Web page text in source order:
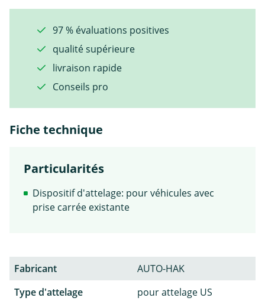
97 % évaluations positives
qualité supérieure
livraison rapide
Conseils pro
Fiche technique
Particularités
Dispositif d'attelage: pour véhicules avec
prise carrée existante
Fabricant
AUTO-HAK
Type d'attelage
pour attelage US